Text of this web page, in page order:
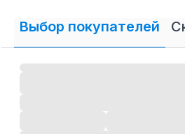
Выбор покупателей